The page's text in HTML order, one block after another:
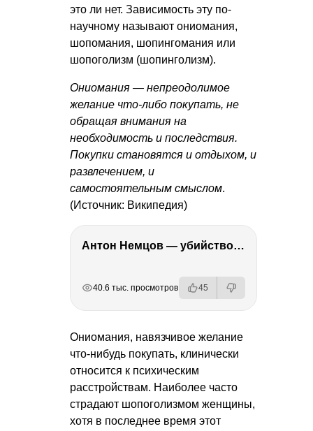
это ли нет. Зависимость эту по-
научному называют ониомания,
шопомания, шопингомания или
шопоголизм (шопинголизм).
Ониомания — непреодолимое
желание что-либо покупать, не
обращая внимания на
необходимость и последствия.
Покупки становятся и отдыхом, и
развлечением, и
самостоятельным смыслом.
(Источник: Википедия)
Антон Немцов — убийство Бориса Немцова, переезд в Дубай, семья и политика
40.6 тыс. просмотров 45
Ониомания, навязчивое желание
что-нибудь покупать, клинически
относится к психическим
расстройствам. Наиболее часто
страдают шопоголизмом женщины,
хотя в последнее время этот